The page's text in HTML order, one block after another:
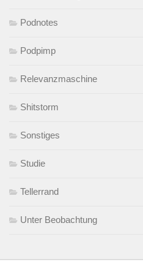
Podnotes
Podpimp
Relevanzmaschine
Shitstorm
Sonstiges
Studie
Tellerrand
Unter Beobachtung